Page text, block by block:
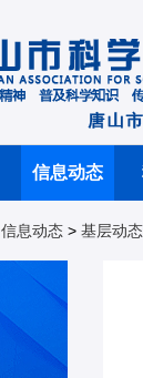
信息动态
信息动态 > 基层动态